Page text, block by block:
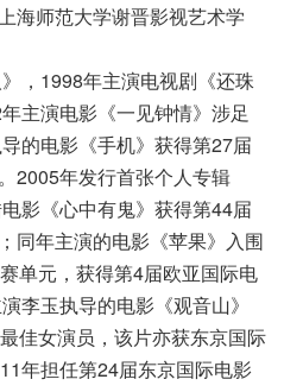
海师范大学谢晋影视艺术学
，1998年主演电视剧《还珠
主演电影《一见钟情》涉足
的电影《手机》获得第27届
2005年发行首张个人专辑
影《心中有鬼》获得第44届
同年主演的电影《苹果》入围
单元，获得第4届欧亚国际电
李玉执导的电影《观音山》
佳女演员，该片亦获东京国际
年担任第24届东京国际电影